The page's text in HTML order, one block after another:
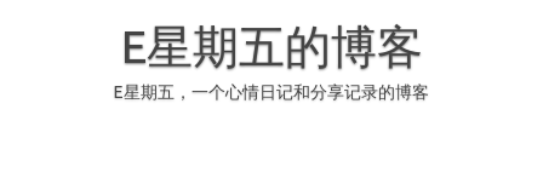
E星期五的博客
E星期五，一个心情日记和分享记录的博客